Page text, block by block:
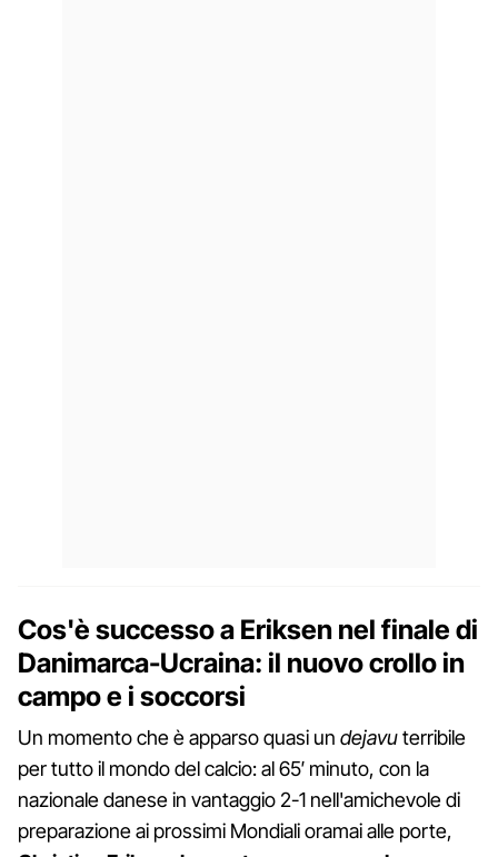
Cos'è successo a Eriksen nel finale di
Danimarca-Ucraina: il nuovo crollo in
campo e i soccorsi
Un momento che è apparso quasi un dejavuterribile
per tutto il mondo del calcio: al 65′ minuto, con la
nazionale danese in vantaggio 2-1 nell'amichevole di
preparazione ai prossimi Mondiali oramai alle porte,